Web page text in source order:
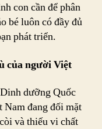
con cần để phân
bé luôn có đầy đủ
phát triển.
của người Việt
dưỡng Quốc
Nam đang đối mặt
và thiếu vi chất